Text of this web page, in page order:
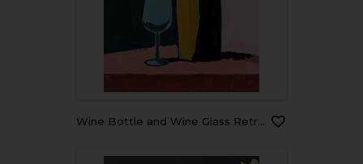
Wine Bottle and Wine Glass Retro Art Painting